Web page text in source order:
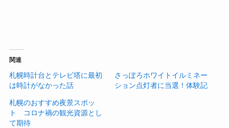
関連
札幌時計台とテレビ塔に最初
は時計がなかった話
さっぽろホワイトイルミネー
ション点灯者に当選！体験記
札幌のおすすめ夜景スポッ
ト コロナ禍の観光資源とし
て期待